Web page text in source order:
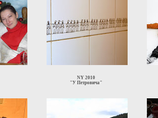
NY 2010
"У Петровича"